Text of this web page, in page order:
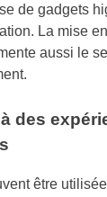
de gadgets
La mise
aussi le
des
être